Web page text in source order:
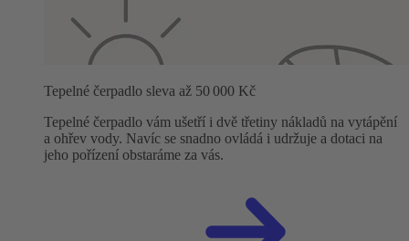
Tepelné čerpadlo sleva až 50 000 Kč
Tepelné čerpadlo vám ušetří i dvě třetiny nákladů na vytápění
a ohřev vody. Navíc se snadno ovládá i udržuje a dotaci na
jeho pořízení obstaráme za vás.